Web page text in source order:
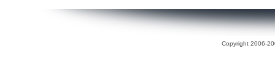
Copyright 2006-